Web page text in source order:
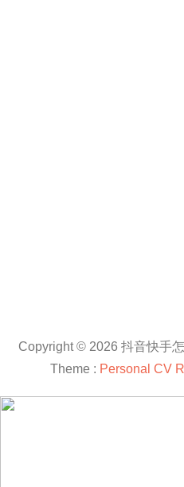
Copyright © 2026 抖音快手
Theme : Personal CV